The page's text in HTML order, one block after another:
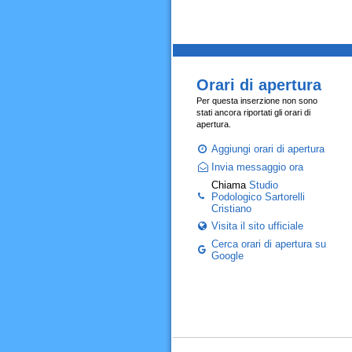
Orari di apertura
Per questa inserzione non sono
stati ancora riportati gli orari di
apertura.
Aggiungi orari di apertura
Invia messaggio ora
Chiama Studio
Podologico Sartorelli
Cristiano
Visita il sito ufficiale
Cerca orari di apertura su
Google